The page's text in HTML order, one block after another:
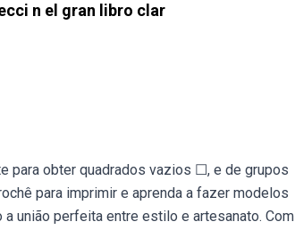
n el gran libro clar
para obter quadrados vazios ☐, e de grupos
para imprimir e aprenda a fazer modelos
união perfeita entre estilo e artesanato. Com